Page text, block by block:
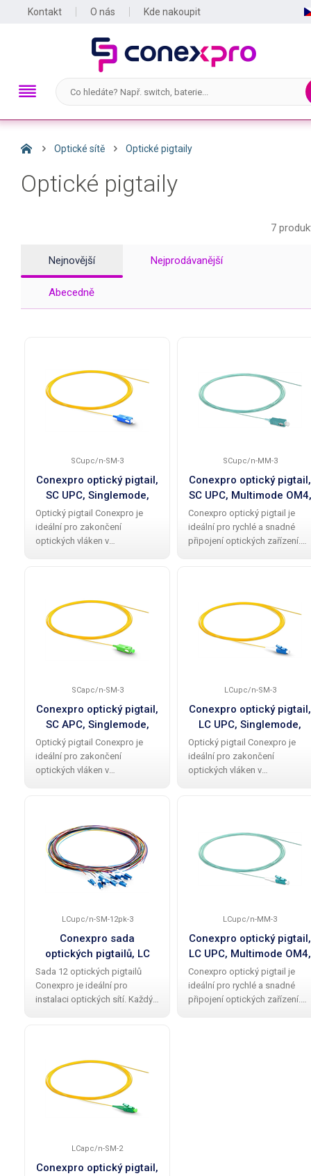
Kontakt O nás Kde nakoupit
Optické sítě Optické pigtaily
Optické pigtaily
7
Nejnovější Nejprodávanější
Abecedně
SCupc/n-SM-3
Conexpro optický pigtail,
SC UPC, Singlemode,
G.657.A2, 3m
Optický pigtail Conexpro je
ideální pro zakončení
optických vláken v
přenos dat na velké
vzdálenosti.
SCupc/n-MM-3
Conexpro optický pigtail,
SC UPC, Multimode OM4,
G.651.1, 3m
Conexpro optický pigtail je
ideální pro rychlé a snadné
připojení optických zařízení.
spolehlivé a rychlé
SCapc/n-SM-3
Conexpro optický pigtail,
SC APC, Singlemode,
G.657.A2, 3m
Optický pigtail Conexpro je
ideální pro zakončení
optických vláken v
9/125 µm je vhodný pro
přenos dat na velké
vzdálenosti.
LCupc/n-SM-3
Conexpro optický pigtail,
LC UPC, Singlemode,
G.652.D, 3m
Optický pigtail Conexpro je
ideální pro zakončení
optických vláken v
přenos dat na velké
vzdálenosti. LC
LCupc/n-SM-12pk-3
Conexpro sada
optických pigtailů, LC
UPC, Singlemode,
G.652.D, 12ks , 3m
Sada 12 optických pigtailů
Conexpro je ideální pro
instalaci optických sítí. Každý
broušením
LCupc/n-MM-3
Conexpro optický pigtail,
LC UPC, Multimode OM4,
G.651.1, 3m
Conexpro optický pigtail je
ideální pro rychlé a snadné
připojení optických zařízení.
LCapc/n-SM-2
Conexpro optický pigtail,